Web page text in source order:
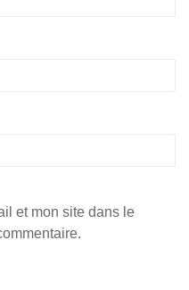
et mon site dans le